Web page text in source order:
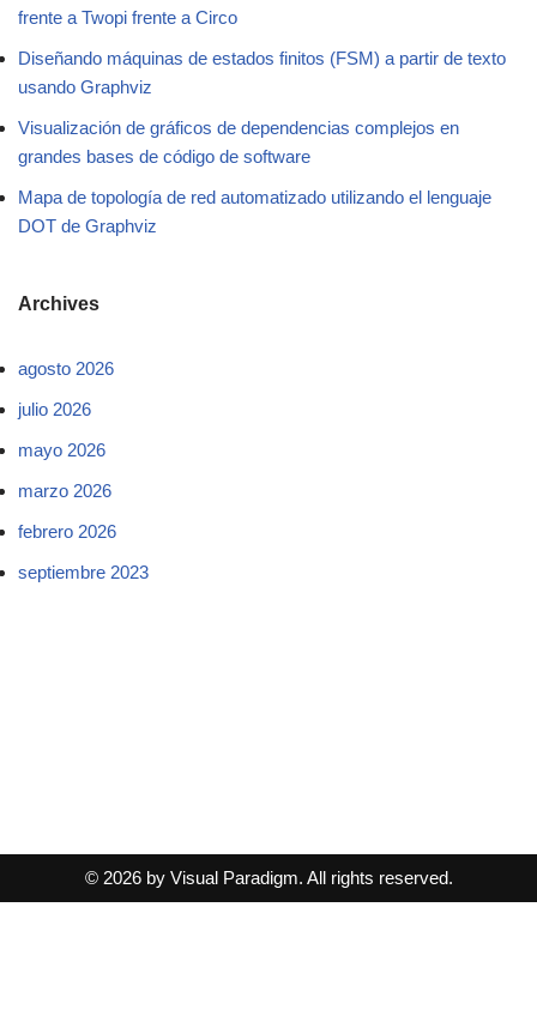
frente a Twopi frente a Circo
Diseñando máquinas de estados finitos (FSM) a partir de texto
usando Graphviz
Visualización de gráficos de dependencias complejos en
grandes bases de código de software
Mapa de topología de red automatizado utilizando el lenguaje
DOT de Graphviz
Archives
agosto 2026
julio 2026
mayo 2026
marzo 2026
febrero 2026
septiembre 2023
© 2026 by Visual Paradigm. All rights reserved.